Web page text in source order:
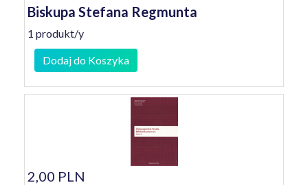
Biskupa Stefana Regmunta
1 produkt/y
Dodaj do Koszyka
2,00 PLN